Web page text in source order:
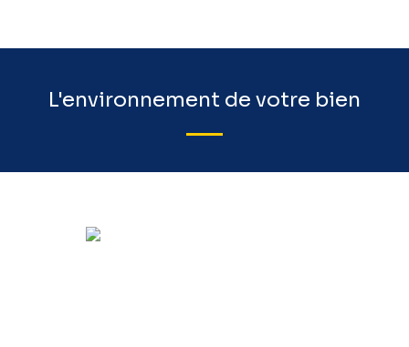
L'environnement de votre bien